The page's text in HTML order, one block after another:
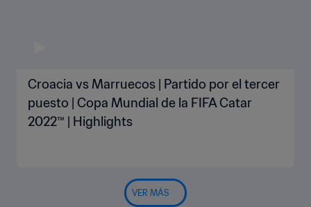
Croacia vs Marruecos | Partido por el tercer
puesto | Copa Mundial de la FIFA Catar
2022™ | Highlights
VER MÁS